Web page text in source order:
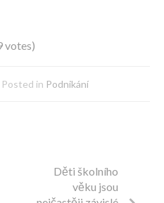
votes)
Posted in Podnikání
Děti školního
věku jsou